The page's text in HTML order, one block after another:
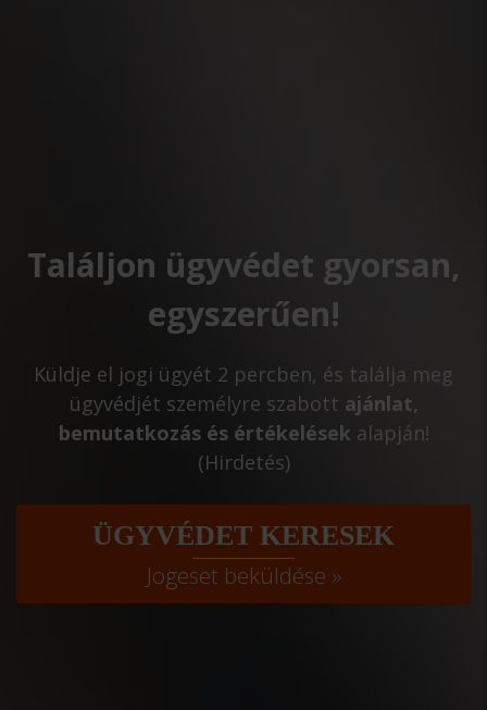
Találjon ügyvédet gyorsan,
egyszerűen!
Küldje el jogi ügyét 2 percben, és találja meg
ügyvédjét személyre szabott ajánlat,
bemutatkozás és értékelések alapján!
(Hirdetés)
ÜGYVÉDET KERESEK
Jogeset beküldése »